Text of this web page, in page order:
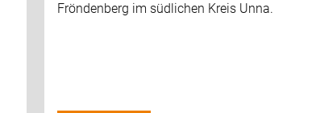
Fröndenberg im südlichen Kreis Unna.